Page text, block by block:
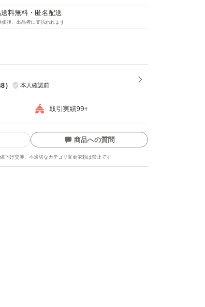
いも 熟成べにはるか
料無料・匿名配送
後、出品者に支払われます
） 本人確認前
取引実績99+
商品への質問
下げ交渉、不適切なカテゴリ変更依頼は禁止です